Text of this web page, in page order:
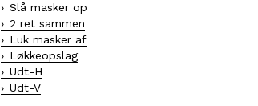
Slå masker op
2 ret sammen
Luk masker af
Løkkeopslag
Udt-H
Udt-V